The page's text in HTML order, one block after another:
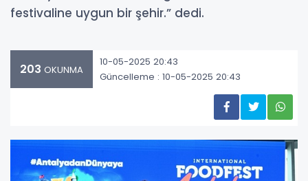
festivaline uygun bir şehir.” dedi.
203 OKUNMA
10-05-2025 20:43
Güncelleme : 10-05-2025 20:43